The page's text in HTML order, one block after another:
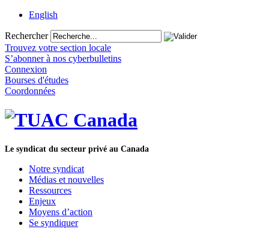
English
Rechercher
Trouvez votre section locale
S’abonner à nos cyberbulletins
Connexion
Bourses d'études
Coordonnées
Le syndicat du secteur privé au Canada
Notre syndicat
Médias et nouvelles
Ressources
Enjeux
Moyens d’action
Se syndiquer